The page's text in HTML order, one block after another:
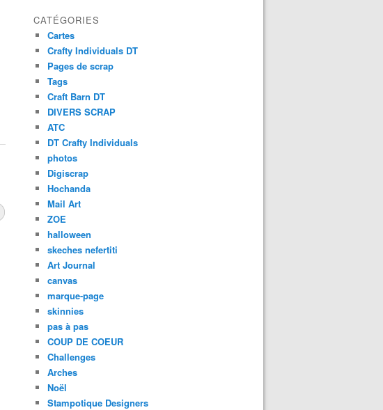
CATÉGORIES
Cartes
Crafty Individuals DT
Pages de scrap
Tags
Craft Barn DT
DIVERS SCRAP
ATC
DT Crafty Individuals
photos
Digiscrap
Hochanda
Mail Art
ZOE
halloween
skeches nefertiti
Art Journal
canvas
marque-page
skinnies
pas à pas
COUP DE COEUR
Challenges
Arches
Noël
Stampotique Designers